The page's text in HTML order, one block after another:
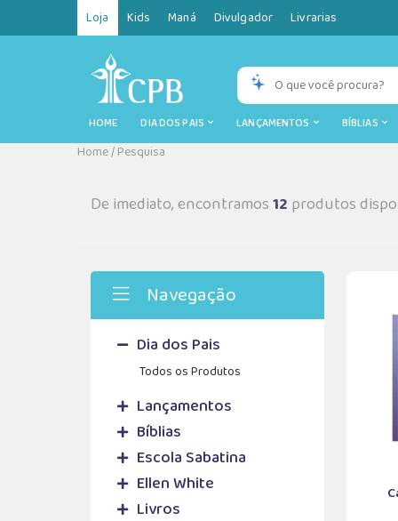
Loja Kids Maná Divulgador Livrarias
HOME DIA DOS PAIS LANÇAMENTOS BÍBLIAS
Home/Pesquisa
De imediato, encontramos12 produtos
Navegação
Dia dos Pais
Todos os Produtos
Lançamentos
Bíblias
Escola Sabatina
Ellen White
Livros